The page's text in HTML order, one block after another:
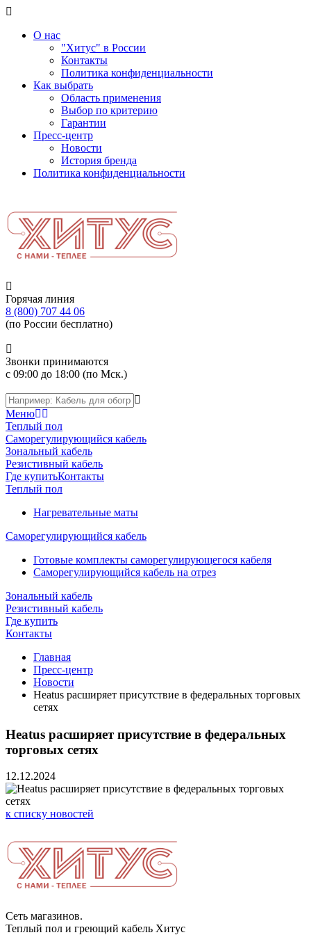
О нас
"Хитус" в России
Контакты
Политика конфиденциальности
Как выбрать
Область применения
Выбор по критерию
Гарантии
Пресс-центр
Новости
История бренда
Политика конфиденциальности
Горячая линия
8 (800) 707 44 06
(по России бесплатно)
Звонки принимаются
с 09:00 до 18:00 (по Мск.)
Меню
Теплый пол
Саморегулирующийся кабель
Зональный кабель
Резистивный кабель
Где купитьКонтакты
Теплый пол
Нагревательные маты
Саморегулирующийся кабель
Готовые комплекты саморегулирующегося кабеля
Саморегулирующийся кабель на отрез
Зональный кабель
Резистивный кабель
Где купить
Контакты
Главная
Пресс-центр
Новости
Heatus расширяет присутствие в федеральных торговых
сетях
Heatus расширяет присутствие в федеральных
торговых сетях
12.12.2024
к списку новостей
Сеть магазинов.
Теплый пол и греющий кабель Хитус